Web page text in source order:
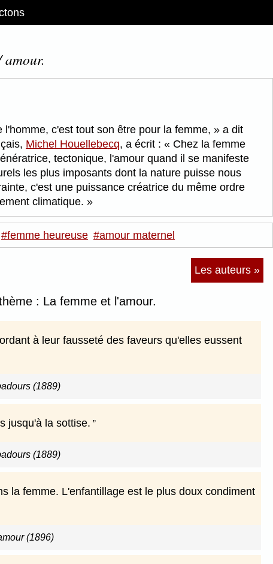
amour.
c'est tout son être pour la femme,
a dit
Michel Houellebecq, a écrit :
Chez la femme
tectonique, l'amour quand il se manifeste
les plus imposants dont la nature puisse nous
c'est une puissance créatrice du même ordre
climatique.
#femme heureuse #amour maternel
Les auteurs »
: La femme et l'amour.
à leur fausseté des faveurs qu'elles eussent
(1889)
jusqu'à la sottise.
(1889)
la femme. L'enfantillage est le plus doux condiment
(1896)